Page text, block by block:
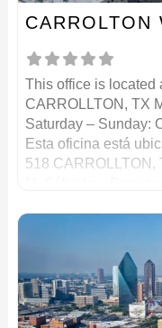
CARROLTON
This office is located
CARROLLTON, TX
Saturday – Sunday:
Esta oficina está
518 CARROLLTON,